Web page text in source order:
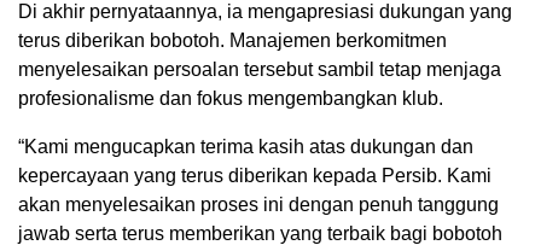
Di akhir pernyataannya, ia mengapresiasi dukungan yang
terus diberikan bobotoh. Manajemen berkomitmen
menyelesaikan persoalan tersebut sambil tetap menjaga
profesionalisme dan fokus mengembangkan klub.
“Kami mengucapkan terima kasih atas dukungan dan
kepercayaan yang terus diberikan kepada Persib. Kami
akan menyelesaikan proses ini dengan penuh tanggung
jawab serta terus memberikan yang terbaik bagi bobotoh